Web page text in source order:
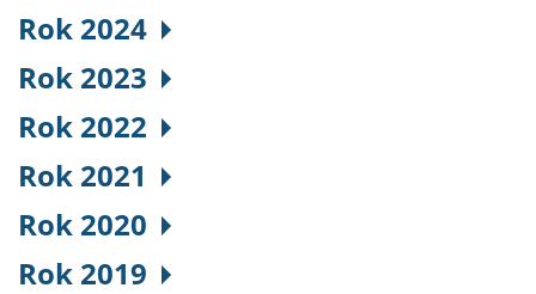
Rok 2024
Rok 2023
Rok 2022
Rok 2021
Rok 2020
Rok 2019